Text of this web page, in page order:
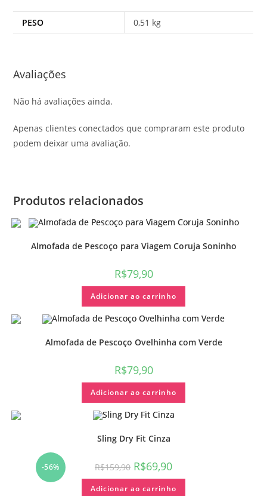
PESO 0,51 kg
Avaliações
Não há avaliações ainda.
Apenas clientes conectados que compraram este produto
podem deixar uma avaliação.
Produtos relacionados
Almofada de Pescoço para Viagem Coruja Soninho
R$79,90
Adicionar ao carrinho
Almofada de Pescoço Ovelhinha com Verde
R$79,90
Adicionar ao carrinho
-56%
Sling Dry Fit Cinza
R$159,90 R$69,90
Adicionar ao carrinho